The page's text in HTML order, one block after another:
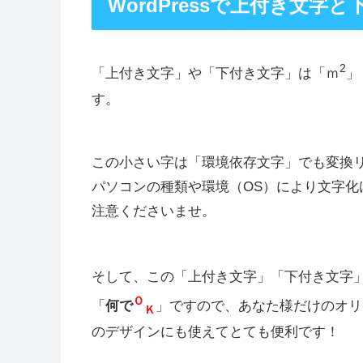
WordPressで上付き文字と
「上付き文字」や「下付き文字」は「ｍ2
す。
この小さい字は 「環境依存文字」でも変
パソコンの種類や環境（OS）により文字
注意くださいませ。
そして、この「上付き文字」「下付き文字
「 何でＯ
Ｋ 」ですので、あなた様だけのオ
のデザインにも使えてとても便利です！